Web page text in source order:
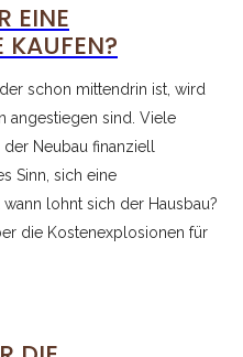
EINE
KAUFEN?
schon mittendrin ist, wird
angestiegen sind. Viele
Neubau finanziell
Sinn, sich eine
lohnt sich der Hausbau?
die Kostenexplosionen für